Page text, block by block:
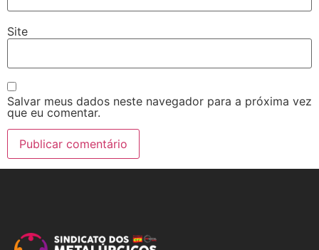
Site
Salvar meus dados neste navegador para a próxima vez
que eu comentar.